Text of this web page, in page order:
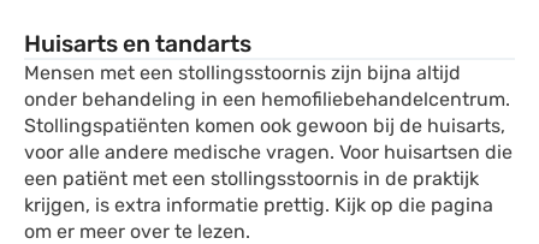
Huisarts en tandarts
Mensen met een stollingsstoornis zijn bijna altijd
onder behandeling in een hemofiliebehandelcentrum.
Stollingspatiënten komen ook gewoon bij de huisarts,
voor alle andere medische vragen. Voor huisartsen die
een patiënt met een stollingsstoornis in de praktijk
krijgen, is extra informatie prettig. Kijk op die pagina
om er meer over te lezen.